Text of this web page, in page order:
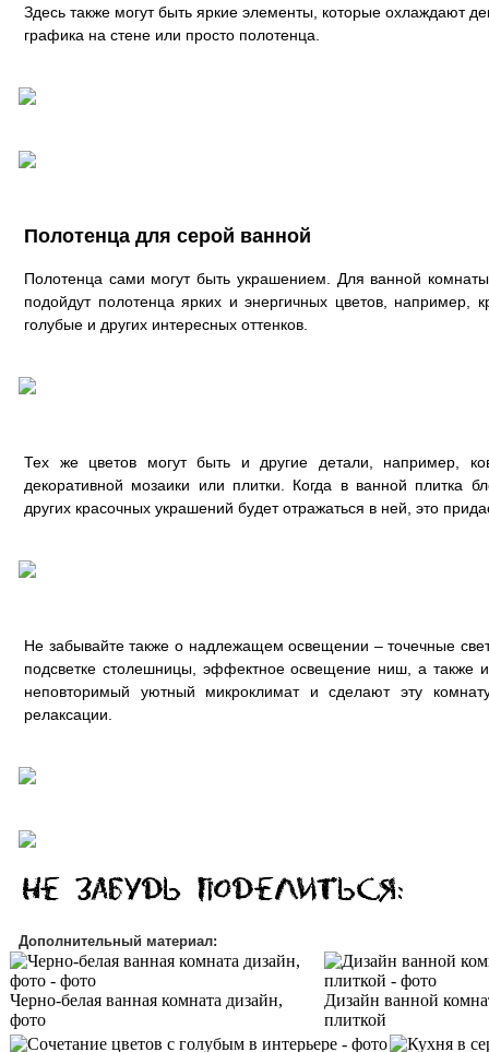
Здесь также могут быть яркие элементы, которые охлаждают
графика на стене или просто полотенца.
Полотенца для серой ванной
Полотенца сами могут быть украшением. Для ванной
подойдут полотенца ярких и энергичных цветов, например,
голубые и других интересных оттенков.
Тех же цветов могут быть и другие детали, например,
декоративной мозаики или плитки. Когда в ванной плитка
других красочных украшений будет отражаться в ней, это
Не забывайте также о надлежащем освещении – точечные
подсветке столешницы, эффектное освещение ниш, а также
неповторимый уютный микроклимат и сделают эту
релаксации.
Дополнительный материал:
Черно-белая ванная комната дизайн,
фото
Дизайн ванной
плиткой